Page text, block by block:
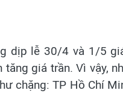
dịp lễ 30/4 và 1/5
giá trần. Vì vậy,
chặng: TP Hồ Chí